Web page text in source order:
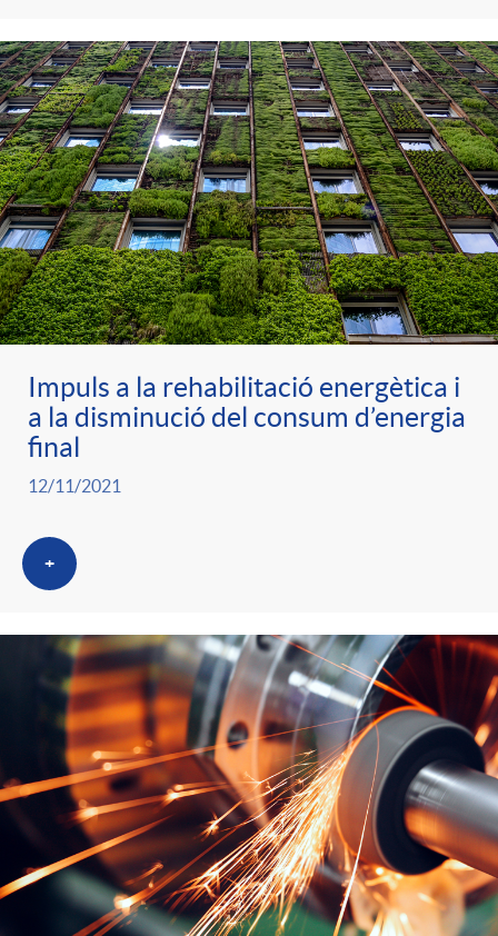
o
r
i
a
s
Impuls a la rehabilitació energètica i
a la disminució del consum d’energia
final
12/11/2021
+